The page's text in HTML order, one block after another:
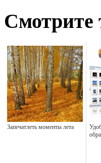
Смотрите
Запечатлеть моменты лета